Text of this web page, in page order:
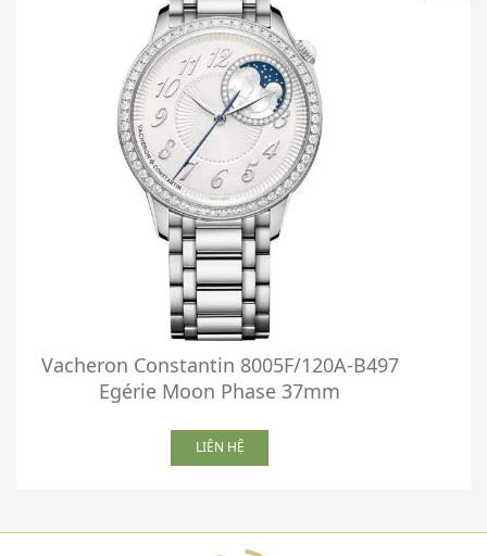
Vacheron Constantin 8005F/120A-B497
Egérie Moon Phase 37mm
LIÊN HỆ